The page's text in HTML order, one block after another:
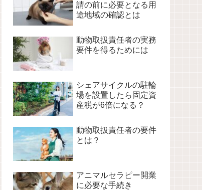
請の前に必要となる用
途地域の確認とは
動物取扱責任者の実務
要件を得るためには
シェアサイクルの駐輪
場を設置したら固定資
産税が6倍になる？
動物取扱責任者の要件
とは？
アニマルセラピー開業
に必要な手続き